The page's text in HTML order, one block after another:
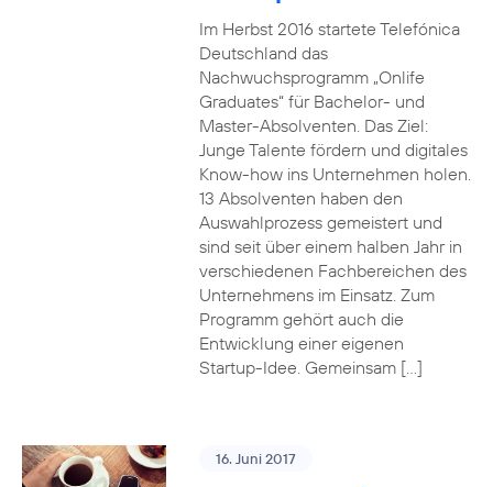
Im Herbst 2016 startete Telefónica
Deutschland das
Nachwuchsprogramm „Onlife
Graduates“ für Bachelor- und
Master-Absolventen. Das Ziel:
Junge Talente fördern und digitales
Know-how ins Unternehmen holen.
13 Absolventen haben den
Auswahlprozess gemeistert und
sind seit über einem halben Jahr in
verschiedenen Fachbereichen des
Unternehmens im Einsatz. Zum
Programm gehört auch die
Entwicklung einer eigenen
Startup-Idee. Gemeinsam […]
16. Juni 2017